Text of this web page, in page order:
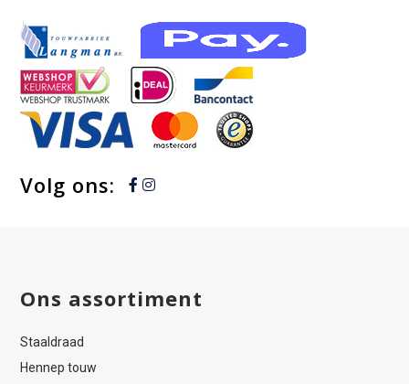
Volg ons:
Ons assortiment
Staaldraad
Hennep touw